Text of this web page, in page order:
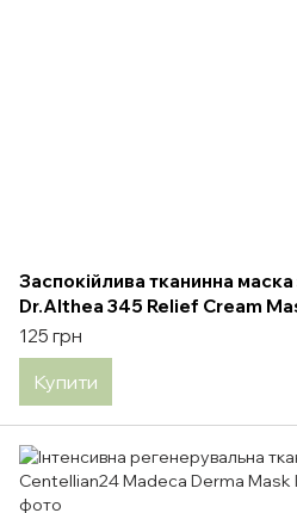
Заспокійлива тканинна маска
Dr.Althea 345 Relief Cream
125 грн
Купити